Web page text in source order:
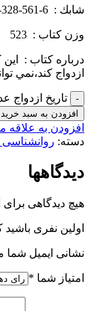
شابك : 6-561-328-964-978
وزن كتاب : 523
درباره كتاب :
ازدواج كند،نمي
تاریخ ازدواج
افزودن به سبد خرید
افزودن به علاقه
دسته:
دیدگاهها
هیچ دیدگاهی
اولین نفری
نشانی ایمیل شما
امتیاز شما *